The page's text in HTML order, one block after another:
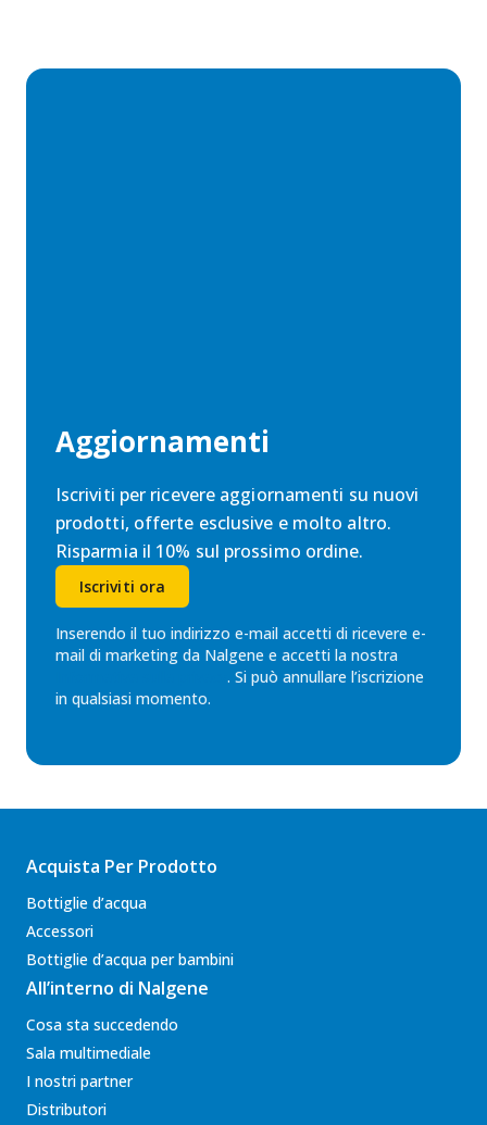
Aggiornamenti
Iscriviti per ricevere aggiornamenti su nuovi
prodotti, offerte esclusive e molto altro.
Risparmia il 10% sul prossimo ordine.
Iscriviti ora
Inserendo il tuo indirizzo e-mail accetti di ricevere e-
mail di marketing da Nalgene e accetti la nostra
. Si può annullare l’iscrizione
in qualsiasi momento.
Acquista Per Prodotto
Bottiglie d’acqua
Accessori
Bottiglie d’acqua per bambini
All’interno di Nalgene
Cosa sta succedendo
Sala multimediale
I nostri partner
Distributori